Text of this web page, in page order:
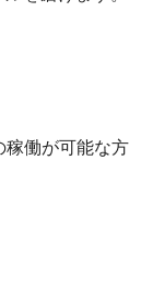
稼働が可能な方